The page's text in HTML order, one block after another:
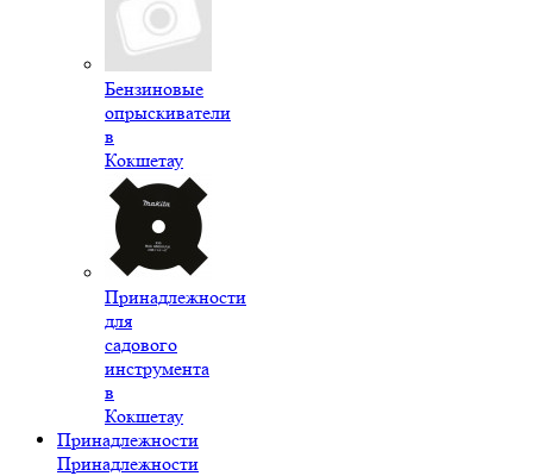
Бензиновые
опрыскиватели
в
Кокшетау
Принадлежности
для
садового
инструмента
в
Кокшетау
Принадлежности
Принадлежности